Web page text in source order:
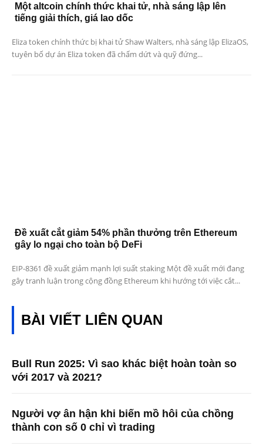
Một altcoin chính thức khai tử, nhà sáng lập lên
tiếng giải thích, giá lao dốc
Eliza token chính thức bị khai tử Shaw Walters, nhà sáng lập ElizaOS,
tuyên bố dự án Eliza token đã chấm dứt và quỹ đứng...
Đề xuất cắt giảm 54% phần thưởng trên Ethereum
gây lo ngại cho toàn bộ DeFi
EIP-8361 đề xuất giảm mạnh lợi suất staking Một đề xuất mới đang
gây tranh luận trong cộng đồng Ethereum khi hướng tới việc cắt...
BÀI VIẾT LIÊN QUAN
Bull Run 2025: Vì sao khác biệt hoàn toàn so
với 2017 và 2021?
Người vợ ân hận khi biến mồ hôi của chồng
thành con số 0 chỉ vì trading